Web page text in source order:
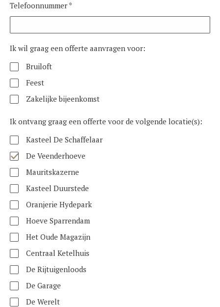
Telefoonnummer *
Ik wil graag een offerte aanvragen voor:
Bruiloft
Feest
Zakelijke bijeenkomst
Ik ontvang graag een offerte voor de volgende locatie(s):
Kasteel De Schaffelaar
De Veenderhoeve
Mauritskazerne
Kasteel Duurstede
Oranjerie Hydepark
Hoeve Sparrendam
Het Oude Magazijn
Centraal Ketelhuis
De Rijtuigenloods
De Garage
De Werelt